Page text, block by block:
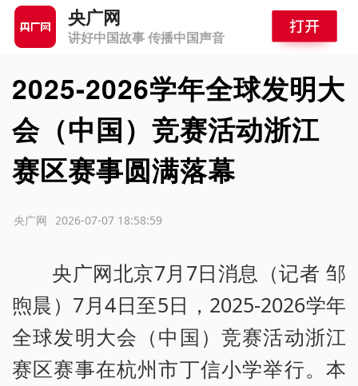
央广网
讲好中国故事 传播中国声音
2025-2026学年全球发明大
会（中国）竞赛活动浙江
赛区赛事圆满落幕
2026-07-07 18:58:59
央广网
央广网北京7月7日消息（记者 邹
煦晨）7月4日至5日，2025-2026学年
全球发明大会（中国）竞赛活动浙江
赛区赛事在杭州市丁信小学举行。本